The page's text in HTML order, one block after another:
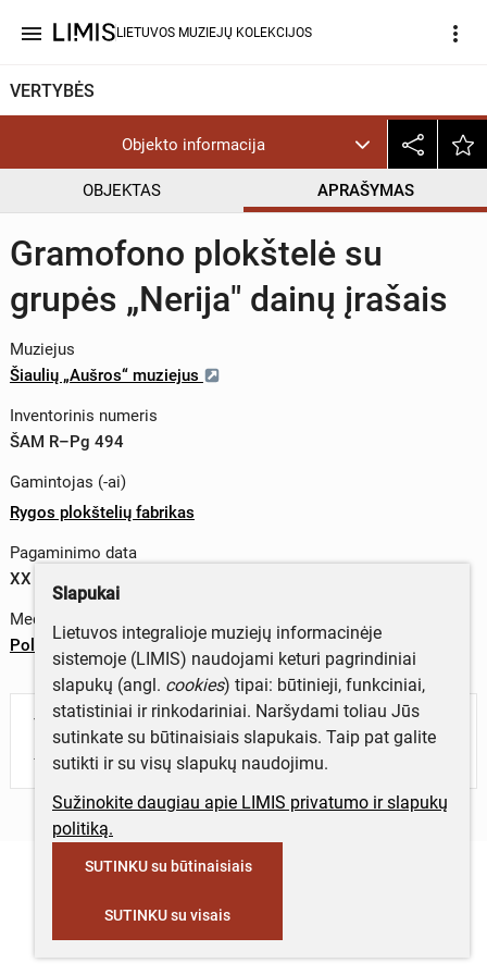
menu LIETUVOS MUZIEJŲ KOLEKCIJOS more_vert
VERTYBĖS
Objekto informacija
OBJEKTAS APRAŠYMAS
Gramofono plokštelė su
grupės „Nerija" dainų įrašais
Muziejus
Šiaulių „Aušros“ muziejus
Inventorinis numeris
ŠAM R–Pg 494
Gamintojas (-ai)
Rygos plokštelių fabrikas
Pagaminimo data
XX a. II p.
Medžiagos
Polivinilchloridas
Turite daugiau informacijos apie objektą?
Parašykite mums!
Slapukai
Lietuvos integralioje muziejų informacinėje
sistemoje (LIMIS) naudojami keturi pagrindiniai
slapukų (angl. cookies) tipai: būtinieji, funkciniai,
statistiniai ir rinkodariniai. Naršydami toliau Jūs
sutinkate su būtinaisiais slapukais. Taip pat galite
sutikti ir su visų slapukų naudojimu.
Sužinokite daugiau apie LIMIS privatumo ir slapukų
politiką.
SUTINKU su būtinaisiais
SUTINKU su visais